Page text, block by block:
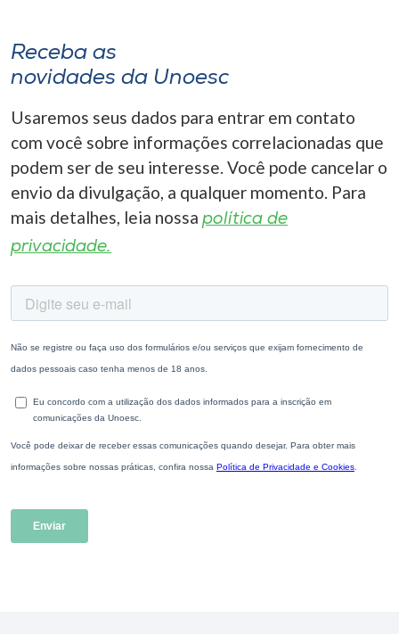
Receba as
novidades da Unoesc
Usaremos seus dados para entrar em contato
com você sobre informações correlacionadas que
podem ser de seu interesse. Você pode cancelar o
envio da divulgação, a qualquer momento. Para
mais detalhes, leia nossa política de
privacidade.